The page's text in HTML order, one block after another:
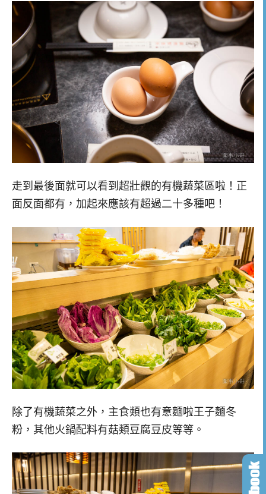
走到最後面就可以看到超壯觀的有機蔬菜區啦！正
面反面都有，加起來應該有超過二十多種吧！
除了有機蔬菜之外，主食類也有意麵啦王子麵冬
粉，其他火鍋配料有菇類豆腐豆皮等等。